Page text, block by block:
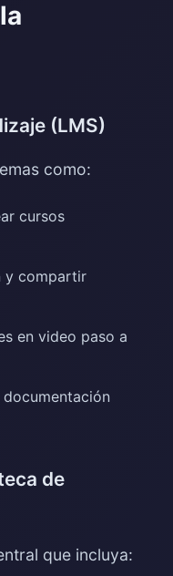
(LMS)
como:
cursos
y compartir
en video paso a
documentación
de
que incluya: